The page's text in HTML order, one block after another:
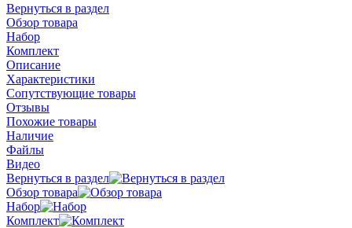
Вернуться в раздел
Обзор товара
Набор
Комплект
Описание
Характеристики
Сопутствующие товары
Отзывы
Похожие товары
Наличие
Файлы
Видео
Вернуться в раздел
Обзор товара
Набор
Комплект